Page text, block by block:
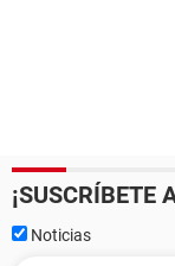
¡SUSCRÍBETE
Noticias